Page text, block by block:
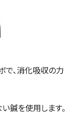
で、消化吸収の力
鍼を使用します。